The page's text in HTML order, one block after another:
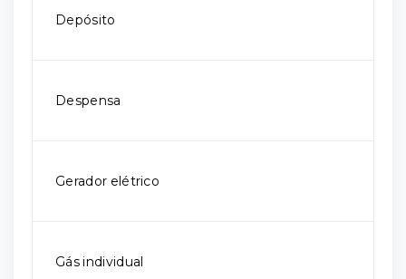
Depósito
Despensa
Gerador elétrico
Gás individual